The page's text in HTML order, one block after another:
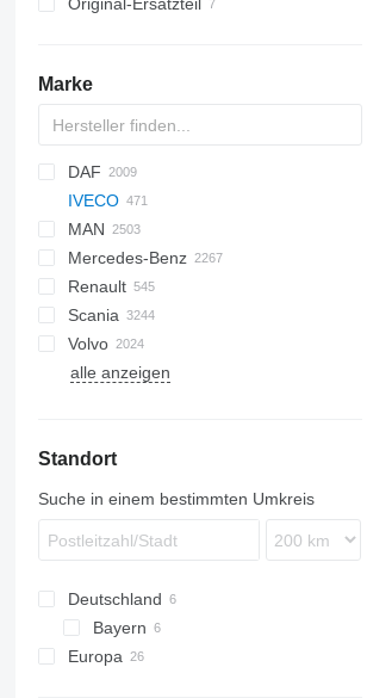
Marke
DAF
CF
LF
SB
XD
XF
XG
Cargo
F-MAX
IVECO
Daily
EuroCargo
EuroCargo 75
EuroCargo 120
EuroCargo 150
EuroStar
Eurotech
Eurotrakker
S-Way
Trakker
Turbostar 190
X-Way
MAN
F90
L2000
LE
Lion's series
TGA
TGM
TGX
Mercedes-Benz
A-Class
Actros
Antos
Arocs
Econic
Sprinter
Tourismo
Viano
Vito
Canter
Movano
Renault
D-series
D Wide
Kerax
Maxity
Premium
T-series
Scania
G-series
L-series
S-series
Volvo
B-series
FH
FM
FMX
N-series
VNL
alle anzeigen
Standort
Suche in einem bestimmten Umkreis
Deutschland
Bayern
Nürnberg
Europa